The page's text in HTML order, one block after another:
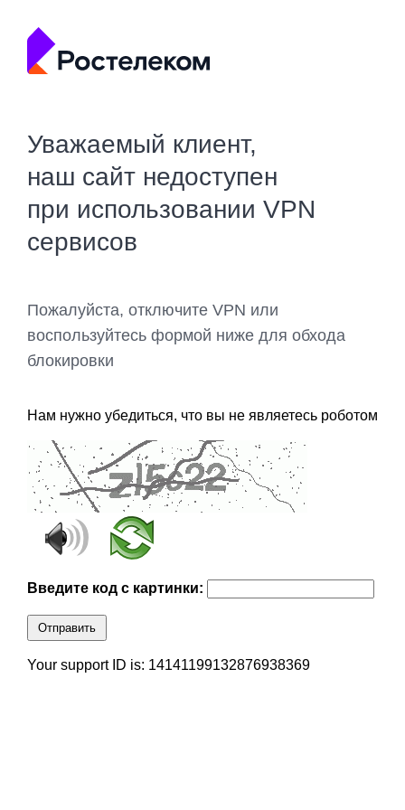
Уважаемый клиент,
наш сайт недоступен
при использовании VPN
сервисов
Пожалуйста, отключите VPN или
воспользуйтесь формой ниже для обхода
блокировки
Нам нужно убедиться, что вы не являетесь роботом
Введите код с картинки:
Отправить
Your support ID is: 14141199132876938369